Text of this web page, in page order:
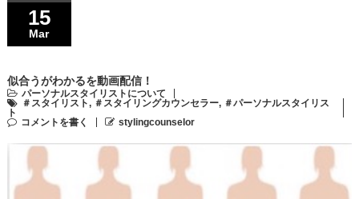
15
Mar
似合うがわかるを動画配信！
パーソナルスタイリストについて
＃スタイリスト, ＃スタイリングカウンセラー, ＃パーソナルスタイリス
ト
コメントを書く
stylingcounselor